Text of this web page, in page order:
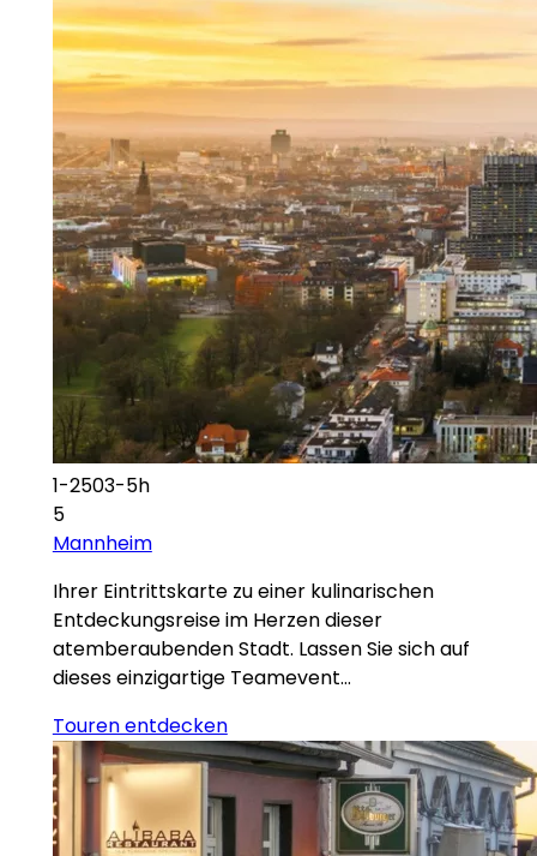
1-2503-5h
5
Mannheim
Ihrer Eintrittskarte zu einer kulinarischen
Entdeckungsreise im Herzen dieser
atemberaubenden Stadt. Lassen Sie sich auf
dieses einzigartige Teamevent…
Touren entdecken